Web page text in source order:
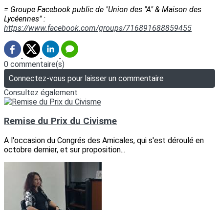
= Groupe Facebook public de "Union des "A" & Maison des
Lycéennes" :
https://www.facebook.com/groups/716891688859455
0 commentaire(s)
Connectez-vous pour laisser un commentaire
Consultez également
Remise du Prix du Civisme
A l'occasion du Congrés des Amicales, qui s'est déroulé en
octobre dernier, et sur proposition...